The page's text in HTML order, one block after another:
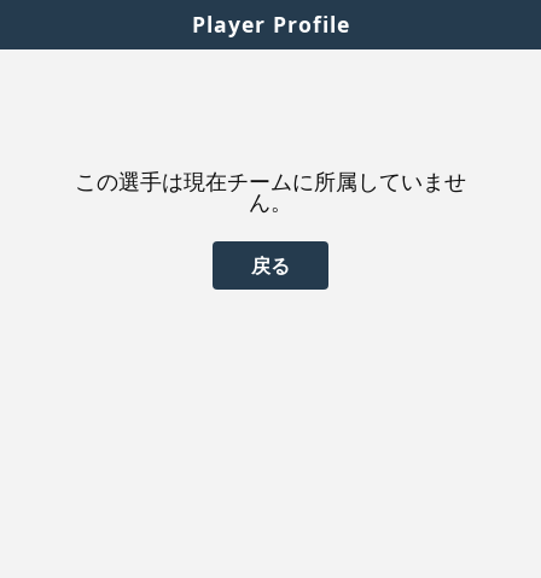
Player Profile
この選手は現在チームに所属していませ
ん。
戻る